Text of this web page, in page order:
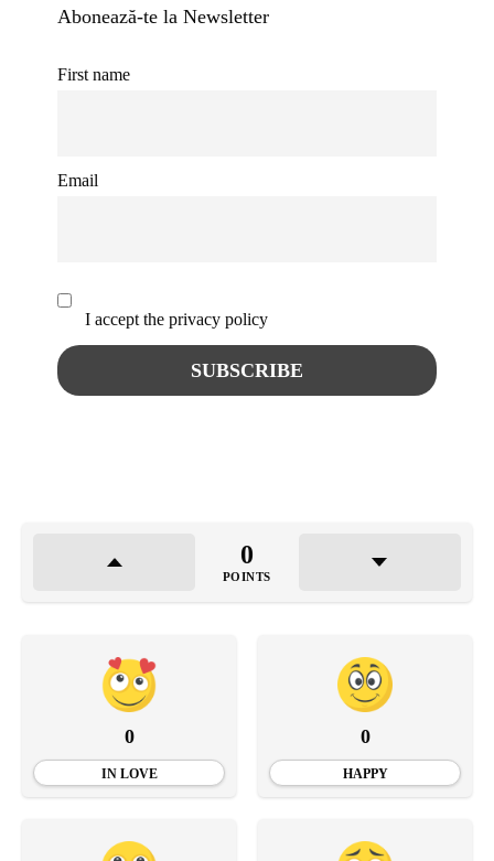
Abonează-te la Newsletter
First name
Email
I accept the privacy policy
0
POINTS
0
IN LOVE
0
HAPPY